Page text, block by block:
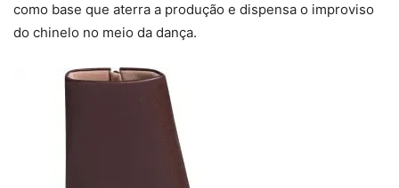
como base que aterra a produção e dispensa o improviso
do chinelo no meio da dança.